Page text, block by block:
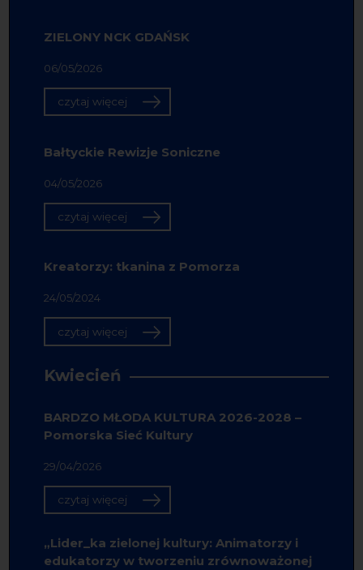
ZIELONY NCK GDAŃSK
06/05/2026
czytaj więcej
Bałtyckie Rewizje Soniczne
04/05/2026
czytaj więcej
Kreatorzy: tkanina z Pomorza
24/05/2024
czytaj więcej
Kwiecień
BARDZO MŁODA KULTURA 2026-2028 –
Pomorska Sieć Kultury
29/04/2026
czytaj więcej
„Lider_ka zielonej kultury: Animatorzy i
edukatorzy w tworzeniu zrównoważonej